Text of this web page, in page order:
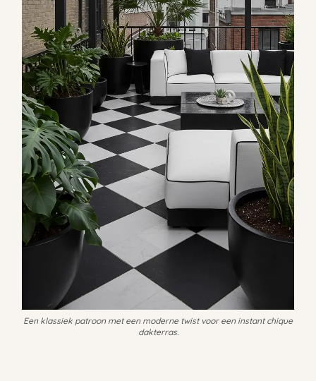
Een klassiek patroon met een moderne twist voor een instant chique
dakterras.